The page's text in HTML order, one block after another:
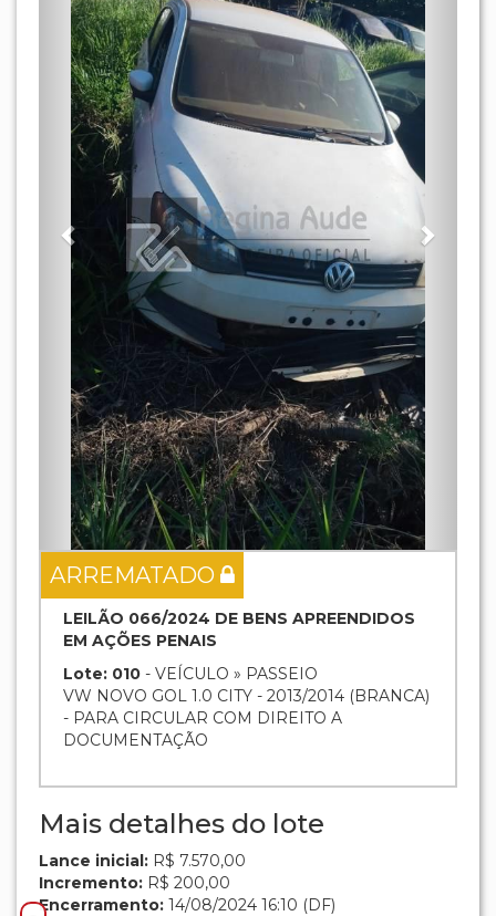
ARREMATADO
LEILÃO 066/2024 DE BENS APREENDIDOS
EM AÇÕES PENAIS
Lote: 010 - VEÍCULO » PASSEIO
VW NOVO GOL 1.0 CITY - 2013/2014 (BRANCA)
- PARA CIRCULAR COM DIREITO A
DOCUMENTAÇÃO
Mais detalhes do lote
Lance inicial: R$ 7.570,00
Incremento: R$ 200,00
Encerramento: 14/08/2024 16:10 (DF)